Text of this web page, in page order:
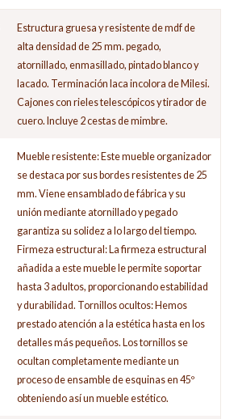
Estructura gruesa y resistente de mdf de
alta densidad de 25 mm. pegado,
atornillado, enmasillado, pintado blanco y
lacado. Terminación laca incolora de Milesi.
Cajones con rieles telescópicos y tirador de
cuero. Incluye 2 cestas de mimbre.
Mueble resistente: Este mueble organizador
se destaca por sus bordes resistentes de 25
mm. Viene ensamblado de fábrica y su
unión mediante atornillado y pegado
garantiza su solidez a lo largo del tiempo.
Firmeza estructural: La firmeza estructural
añadida a este mueble le permite soportar
hasta 3 adultos, proporcionando estabilidad
y durabilidad. Tornillos ocultos: Hemos
prestado atención a la estética hasta en los
detalles más pequeños. Los tornillos se
ocultan completamente mediante un
proceso de ensamble de esquinas en 45º
obteniendo así un mueble estético.